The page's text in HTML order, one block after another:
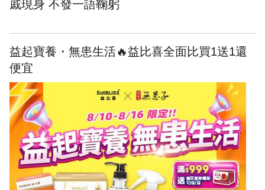
戚現身 不發一語鞠躬
益起寶養・無患生活🔥益比喜全面比買1送1還
便宜